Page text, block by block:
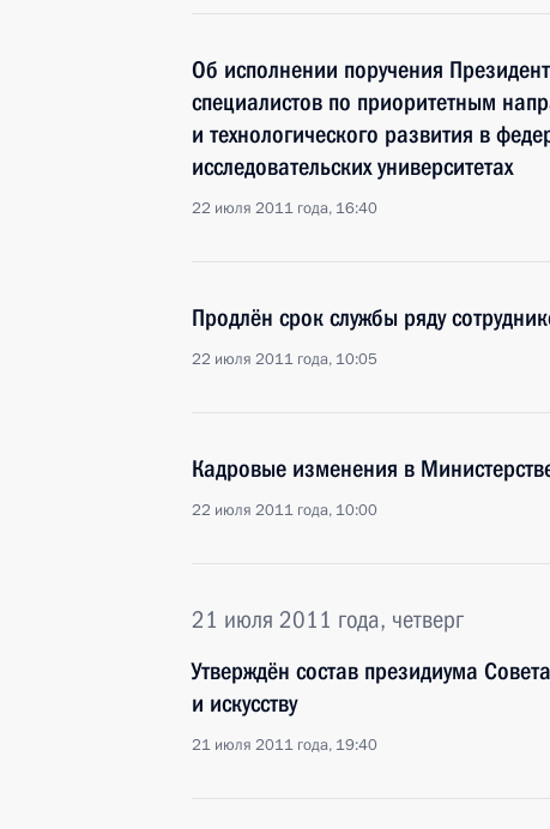
Об исполнении поручения
специалистов по приоритетным
и технологического развития в
исследовательских университетах
22 июля 2011 года, 16:40
Продлён срок службы ряду
22 июля 2011 года, 10:05
Кадровые изменения в
22 июля 2011 года, 10:00
21 июля 2011 года, четверг
Утверждён состав президиума
и искусству
21 июля 2011 года, 19:40